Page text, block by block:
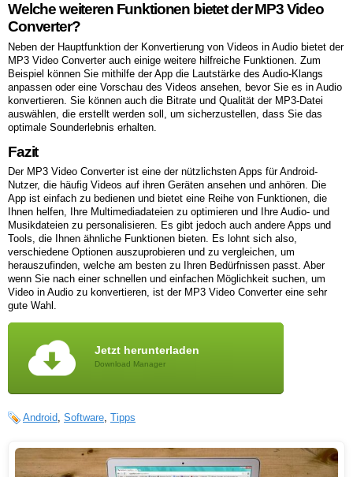
Welche weiteren Funktionen bietet der MP3 Video
Converter?
Neben der Hauptfunktion der Konvertierung von Videos in Audio bietet der
MP3 Video Converter auch einige weitere hilfreiche Funktionen. Zum
Beispiel können Sie mithilfe der App die Lautstärke des Audio-Klangs
anpassen oder eine Vorschau des Videos ansehen, bevor Sie es in Audio
konvertieren. Sie können auch die Bitrate und Qualität der MP3-Datei
auswählen, die erstellt werden soll, um sicherzustellen, dass Sie das
optimale Sounderlebnis erhalten.
Fazit
Der MP3 Video Converter ist eine der nützlichsten Apps für Android-
Nutzer, die häufig Videos auf ihren Geräten ansehen und anhören. Die
App ist einfach zu bedienen und bietet eine Reihe von Funktionen, die
Ihnen helfen, Ihre Multimediadateien zu optimieren und Ihre Audio- und
Musikdateien zu personalisieren. Es gibt jedoch auch andere Apps und
Tools, die Ihnen ähnliche Funktionen bieten. Es lohnt sich also,
verschiedene Optionen auszuprobieren und zu vergleichen, um
herauszufinden, welche am besten zu Ihren Bedürfnissen passt. Aber
wenn Sie nach einer schnellen und einfachen Möglichkeit suchen, um
Video in Audio zu konvertieren, ist der MP3 Video Converter eine sehr
gute Wahl.
Jetzt herunterladen
Download Manager
Android, Software, Tipps